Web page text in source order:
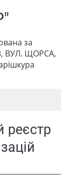
за
ВУЛ. ЩОРСА,
реєстр